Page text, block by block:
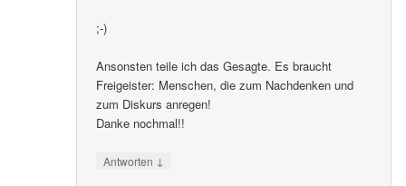
;-)
Ansonsten teile ich das Gesagte. Es braucht
Freigeister: Menschen, die zum Nachdenken und
zum Diskurs anregen!
Danke nochmal!!
Antworten ↓